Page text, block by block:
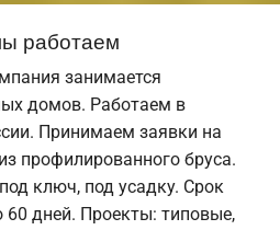
работаем
занимается
домов. Работаем в
Принимаем заявки на
профилированного бруса.
ключ, под усадку. Срок
60 дней. Проекты: типовые,